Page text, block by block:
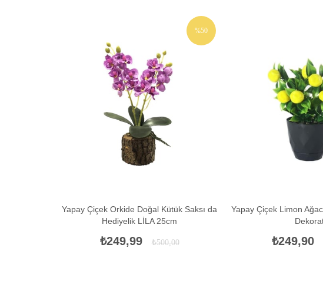
Yapay Çiçek Orkide Doğal Kütük Saksı da
Hediyelik LİLA 25cm
₺249,99 ₺500,00
%50
Yapay Çiçek Limon
₺249,90